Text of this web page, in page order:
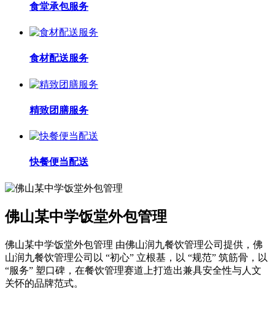
食堂承包服务
食材配送服务
精致团膳服务
快餐便当配送
佛山某中学饭堂外包管理
佛山某中学饭堂外包管理 由佛山润九餐饮管理公司提供，佛
山润九餐饮管理公司以 “初心” 立根基，以 “规范” 筑筋骨，以
“服务” 塑口碑，在餐饮管理赛道上打造出兼具安全性与人文
关怀的品牌范式。